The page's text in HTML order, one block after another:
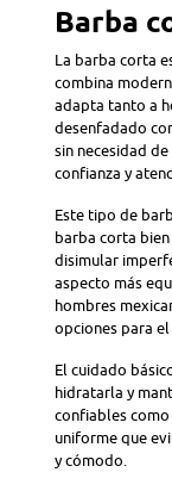
Barba
La barba corta
combina
adapta tanto a
desenfadado
sin necesidad
confianza y
Este tipo de
barba corta
disimular
aspecto más
hombres
opciones para el
El cuidado
hidratarla y
confiables
uniforme que
y cómodo.